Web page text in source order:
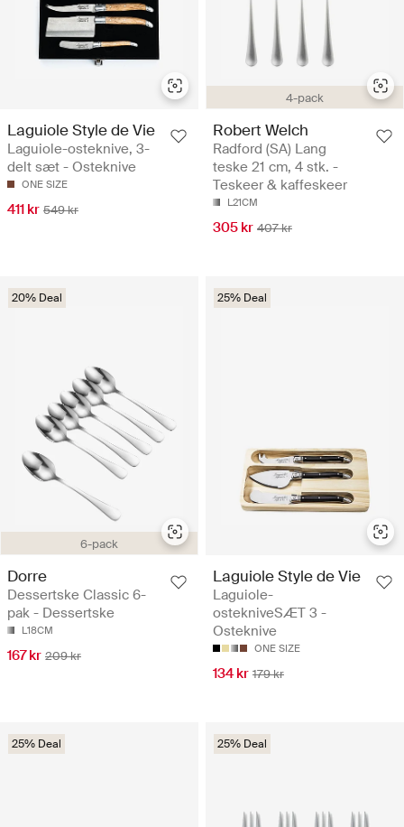
Laguiole Style de Vie
Laguiole-osteknive, 3-
delt sæt - Osteknive
ONE SIZE
411 kr 549 kr
4-pack
Robert Welch
Radford (SA) Lang
teske 21 cm, 4 stk. -
Teskeer & kaffeskeer
L21CM
305 kr 407 kr
6-pack
20% Deal
Dorre
Dessertske Classic 6-
pak - Dessertske
L18CM
167 kr 209 kr
25% Deal
Laguiole Style de Vie
Laguiole-
ostekniveSÆT 3 -
Osteknive
ONE SIZE
134 kr 179 kr
25% Deal 25% Deal